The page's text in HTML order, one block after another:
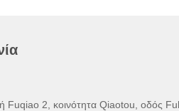
Fuqiao 2, κοινότητα Qiaotou, οδός